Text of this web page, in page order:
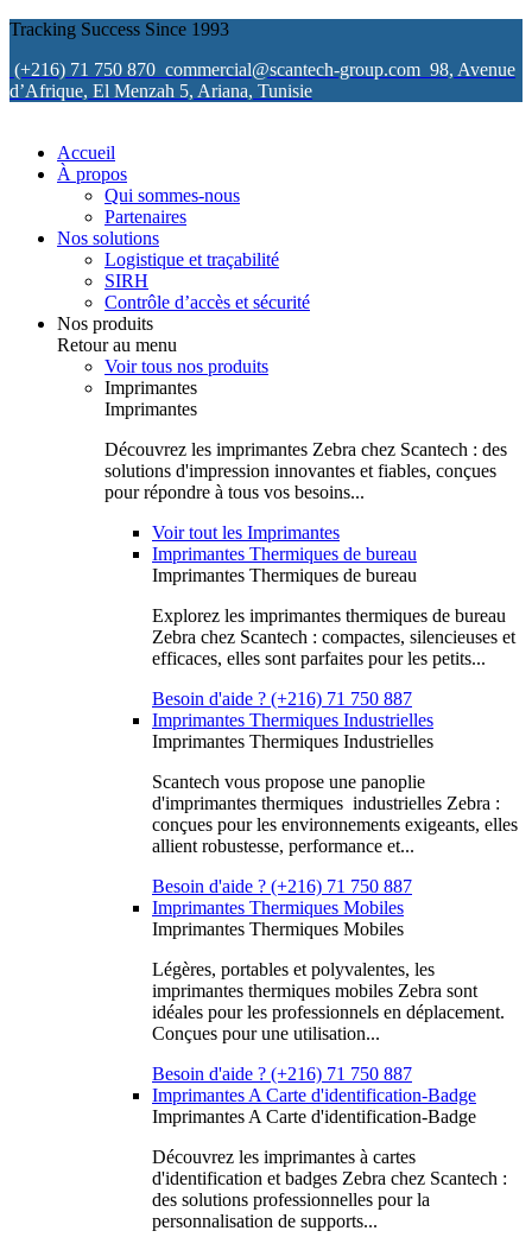
Tracking Success Since 1993
(+216) 71 750 870 commercial@scantech-group.com 98, Avenue
d’Afrique, El Menzah 5, Ariana, Tunisie
Accueil
À propos
Qui sommes-nous
Partenaires
Nos solutions
Logistique et traçabilité
SIRH
Contrôle d’accès et sécurité
Nos produits
Retour au menu
Voir tous nos produits
Imprimantes
Imprimantes
Découvrez les imprimantes Zebra chez Scantech : des
solutions d'impression innovantes et fiables, conçues
pour répondre à tous vos besoins...
Voir tout les Imprimantes
Imprimantes Thermiques de bureau
Imprimantes Thermiques de bureau
Explorez les imprimantes thermiques de bureau
Zebra chez Scantech : compactes, silencieuses et
efficaces, elles sont parfaites pour les petits...
Besoin d'aide ? (+216) 71 750 887
Imprimantes Thermiques Industrielles
Imprimantes Thermiques Industrielles
Scantech vous propose une panoplie
d'imprimantes thermiques industrielles Zebra :
conçues pour les environnements exigeants, elles
allient robustesse, performance et...
Besoin d'aide ? (+216) 71 750 887
Imprimantes Thermiques Mobiles
Imprimantes Thermiques Mobiles
Légères, portables et polyvalentes, les
imprimantes thermiques mobiles Zebra sont
idéales pour les professionnels en déplacement.
Conçues pour une utilisation...
Besoin d'aide ? (+216) 71 750 887
Imprimantes A Carte d'identification-Badge
Imprimantes A Carte d'identification-Badge
Découvrez les imprimantes à cartes
d'identification et badges Zebra chez Scantech :
des solutions professionnelles pour la
personnalisation de supports...